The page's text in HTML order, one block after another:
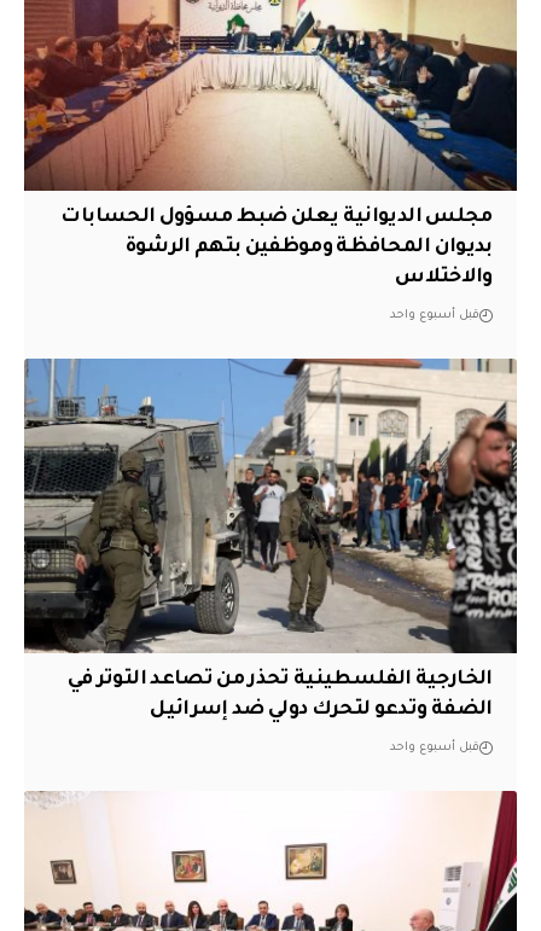
مجلس الديوانية يعلن ضبط مسؤول الحسابات
بديوان المحافظة وموظفين بتهم الرشوة
والاختلاس
قبل أسبوع واحد
الخارجية الفلسطينية تحذر من تصاعد التوتر في
الضفة وتدعو لتحرك دولي ضد إسرائيل
قبل أسبوع واحد